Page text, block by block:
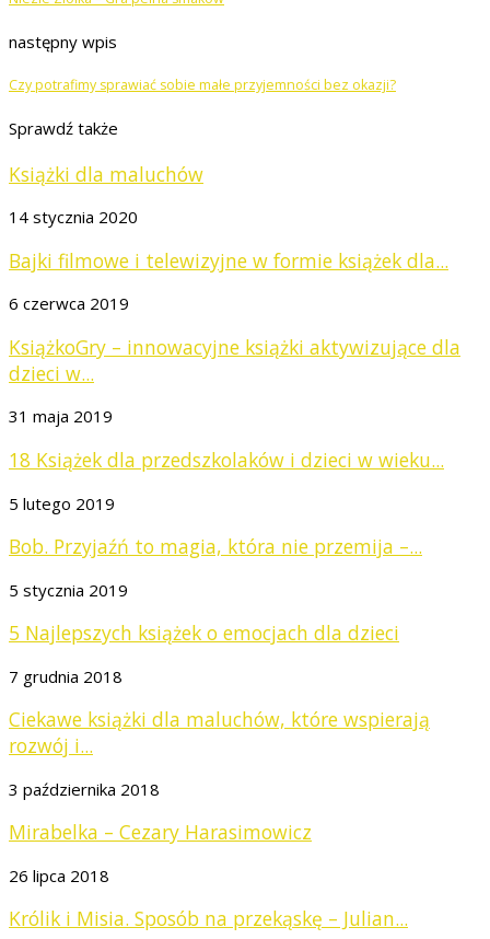
następny wpis
Czy potrafimy sprawiać sobie małe przyjemności bez okazji?
Sprawdź także
Książki dla maluchów
14 stycznia 2020
Bajki filmowe i telewizyjne w formie książek dla...
6 czerwca 2019
KsiążkoGry – innowacyjne książki aktywizujące dla
dzieci w...
31 maja 2019
18 Książek dla przedszkolaków i dzieci w wieku...
5 lutego 2019
Bob. Przyjaźń to magia, która nie przemija –...
5 stycznia 2019
5 Najlepszych książek o emocjach dla dzieci
7 grudnia 2018
Ciekawe książki dla maluchów, które wspierają
rozwój i...
3 października 2018
Mirabelka – Cezary Harasimowicz
26 lipca 2018
Królik i Misia. Sposób na przekąskę – Julian...